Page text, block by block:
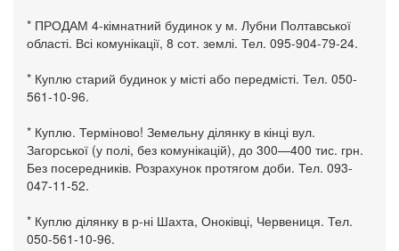
* ПРОДАМ 4-кімнатний будинок у м. Лубни Полтавської
області. Всі комунікації, 8 сот. землі. Тел. 095-904-79-24.
* Куплю старий будинок у місті або передмісті. Тел. 050-
561-10-96.
* Куплю. Терміново! Земельну ділянку в кінці вул.
Загорської (у полі, без комунікацій), до 300—400 тис. грн.
Без посередників. Розрахунок протягом доби. Тел. 093-
047-11-52.
* Куплю ділянку в р-ні Шахта, Оноківці, Червениця. Тел.
050-561-10-96.